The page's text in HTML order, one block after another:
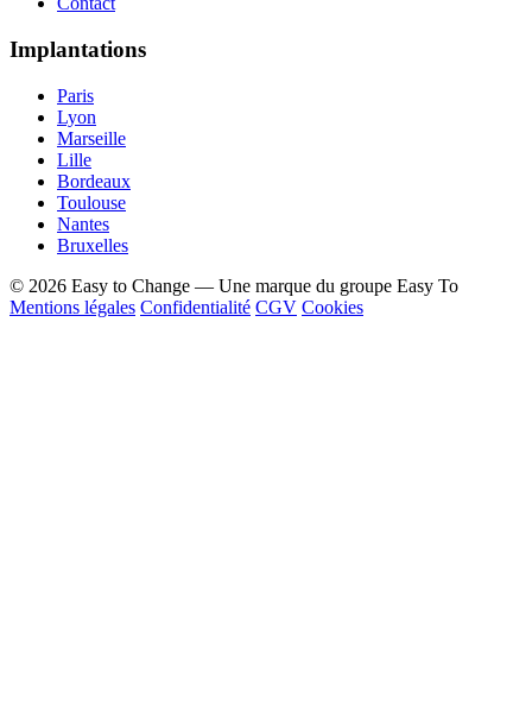
Implantations
Paris
Lyon
Marseille
Lille
Bordeaux
Toulouse
Nantes
Bruxelles
© 2026 Easy to Change — Une marque du groupe Easy To
Mentions légales Confidentialité CGV Cookies